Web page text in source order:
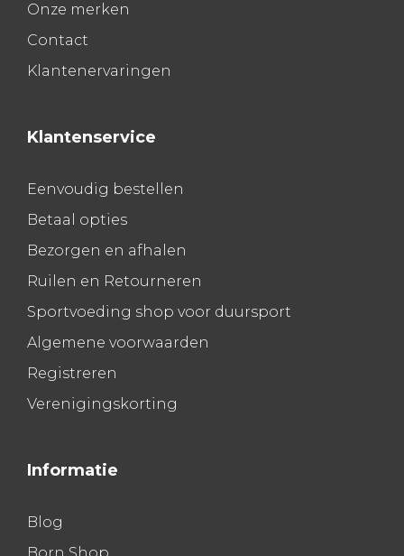
Onze merken
Contact
Klantenervaringen
Klantenservice
Eenvoudig bestellen
Betaal opties
Bezorgen en afhalen
Ruilen en Retourneren
Sportvoeding shop voor duursport
Algemene voorwaarden
Registreren
Verenigingskorting
Informatie
Blog